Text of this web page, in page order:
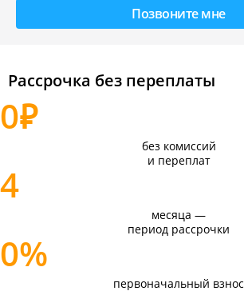
Рассрочка без переплаты
0₽
без комиссий
и переплат
4
месяца —
период рассрочки
0%
первоначальный взнос